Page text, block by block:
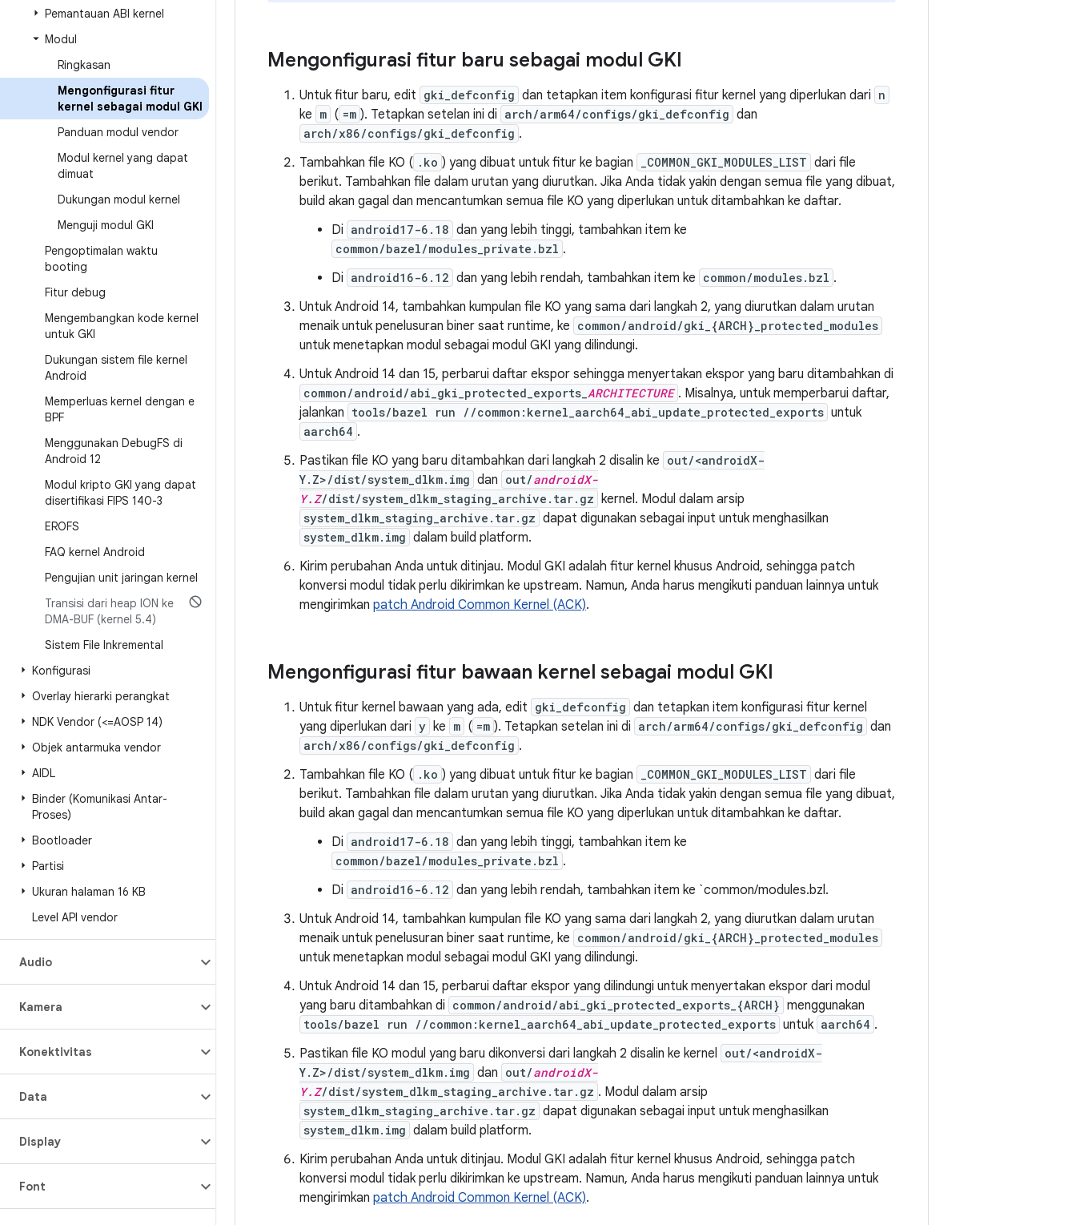
Pemantauan ABI kernel
Modul
Ringkasan
Mengonfigurasi fitur
kernel sebagai modul GKI
Panduan modul vendor
Modul kernel yang dapat
dimuat
Dukungan modul kernel
Menguji modul GKI
Pengoptimalan waktu
booting
Fitur debug
Mengembangkan kode kernel
untuk GKI
Dukungan sistem file kernel
Android
Memperluas kernel dengan e
BPF
Menggunakan DebugFS di
Android 12
Modul kripto GKI yang dapat
disertifikasi FIPS 140-3
EROFS
FAQ kernel Android
Pengujian unit jaringan kernel
Transisi dari heap ION ke
DMA-BUF (kernel 5.4)
Sistem File Inkremental
Konfigurasi
Overlay hierarki perangkat
NDK Vendor (<=AOSP 14)
Objek antarmuka vendor
AIDL
Binder (Komunikasi Antar-
Proses)
Bootloader
Partisi
Ukuran halaman 16 KB
Level API vendor
Audio
Kamera
Konektivitas
Data
Display
Font
Mengonfigurasi fitur baru sebagai modul GKI
Untuk fitur baru, edit gki_defconfig dan tetapkan item konfigurasi fitur kernel yang diperlukan dari n
ke m ( =m ). Tetapkan setelan ini di arch/arm64/configs/gki_defconfig dan
arch/x86/configs/gki_defconfig .
Tambahkan file KO ( .ko ) yang dibuat untuk fitur ke bagian _COMMON_GKI_MODULES_LIST dari file
berikut. Tambahkan file dalam urutan yang diurutkan. Jika Anda tidak yakin dengan semua file yang dibuat,
build akan gagal dan mencantumkan semua file KO yang diperlukan untuk ditambahkan ke daftar.
Di android17-6.18 dan yang lebih tinggi, tambahkan item ke
common/bazel/modules_private.bzl .
Di android16-6.12 dan yang lebih rendah, tambahkan item ke common/modules.bzl .
Untuk Android 14, tambahkan kumpulan file KO yang sama dari langkah 2, yang diurutkan dalam urutan
menaik untuk penelusuran biner saat runtime, ke common/android/gki_{ARCH}_protected_modules
untuk menetapkan modul sebagai modul GKI yang dilindungi.
Untuk Android 14 dan 15, perbarui daftar ekspor sehingga menyertakan ekspor yang baru ditambahkan di
common/android/abi_gki_protected_exports_ ARCHITECTURE . Misalnya, untuk memperbarui daftar,
jalankan tools/bazel run //common:kernel_aarch64_abi_update_protected_exports untuk
aarch64 .
Pastikan file KO yang baru ditambahkan dari langkah 2 disalin ke out/<androidX-
Y.Z>/dist/system_dlkm.img dan out/androidX-
Y.Z/dist/system_dlkm_staging_archive.tar.gz kernel. Modul dalam arsip
system_dlkm_staging_archive.tar.gz dapat digunakan sebagai input untuk menghasilkan
system_dlkm.img dalam build platform.
Kirim perubahan Anda untuk ditinjau. Modul GKI adalah fitur kernel khusus Android, sehingga patch
konversi modul tidak perlu dikirimkan ke upstream. Namun, Anda harus mengikuti panduan lainnya untuk
mengirimkan patch Android Common Kernel (ACK).
Mengonfigurasi fitur bawaan kernel sebagai modul GKI
Untuk fitur kernel bawaan yang ada, edit gki_defconfig dan tetapkan item konfigurasi fitur kernel
yang diperlukan dari y ke m ( =m ). Tetapkan setelan ini di arch/arm64/configs/gki_defconfig dan
arch/x86/configs/gki_defconfig .
Tambahkan file KO ( .ko ) yang dibuat untuk fitur ke bagian _COMMON_GKI_MODULES_LIST dari file
berikut. Tambahkan file dalam urutan yang diurutkan. Jika Anda tidak yakin dengan semua file yang dibuat,
build akan gagal dan mencantumkan semua file KO yang diperlukan untuk ditambahkan ke daftar.
Di android17-6.18 dan yang lebih tinggi, tambahkan item ke
common/bazel/modules_private.bzl .
Di android16-6.12 dan yang lebih rendah, tambahkan item ke `common/modules.bzl.
Untuk Android 14, tambahkan kumpulan file KO yang sama dari langkah 2, yang diurutkan dalam urutan
menaik untuk penelusuran biner saat runtime, ke common/android/gki_{ARCH}_protected_modules
untuk menetapkan modul sebagai modul GKI yang dilindungi.
Untuk Android 14 dan 15, perbarui daftar ekspor yang dilindungi untuk menyertakan ekspor dari modul
yang baru ditambahkan di common/android/abi_gki_protected_exports_{ARCH} menggunakan
tools/bazel run //common:kernel_aarch64_abi_update_protected_exports untuk aarch64 .
Pastikan file KO modul yang baru dikonversi dari langkah 2 disalin ke kernel out/<androidX-
Y.Z>/dist/system_dlkm.img dan out/androidX-
Y.Z/dist/system_dlkm_staging_archive.tar.gz . Modul dalam arsip
system_dlkm_staging_archive.tar.gz dapat digunakan sebagai input untuk menghasilkan
system_dlkm.img dalam build platform.
Kirim perubahan Anda untuk ditinjau. Modul GKI adalah fitur kernel khusus Android, sehingga patch
konversi modul tidak perlu dikirimkan ke upstream. Namun, Anda harus mengikuti panduan lainnya untuk
mengirimkan patch Android Common Kernel (ACK).